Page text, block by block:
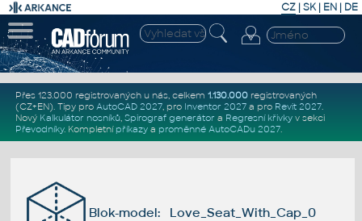
CZ | SK| EN | DE
Přes 123.000 registrovaných u nás, celkem 1.130.000registrovaných
(CZ+EN). Tipy pro AutoCAD 2027, pro Inventor 2027a pro Revit 2027.
Nový Kalkulátor nosníků, Spirograf generátor a Regresní křivkyv sekci
Převodníky. Kompletní příkazya proměnné AutoCADu 2027.
Blok-model: Love_Seat_With_Cap_0